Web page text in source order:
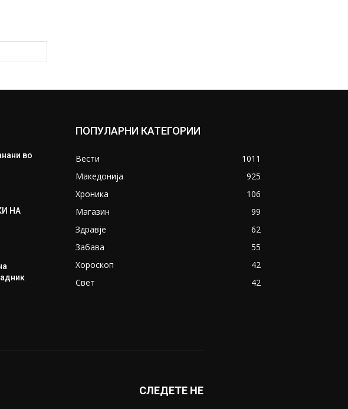
во
НА
ПОПУЛАРНИ КАТЕГОРИИ
Вести
1011
Македонија
925
Хроника
106
Магазин
99
Здравје
62
Забава
55
Хороскоп
42
Свет
42
СЛЕДЕТЕ НЕ